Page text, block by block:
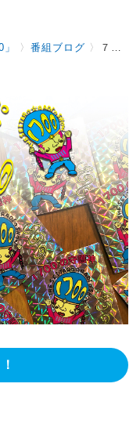
〉番組ブログ 〉 ７月２８日（火）